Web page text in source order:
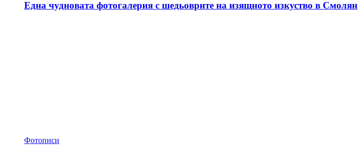
Една чудновата фотогалерия с шедьоврите на изящното изкуство в Смолян
Фотописи